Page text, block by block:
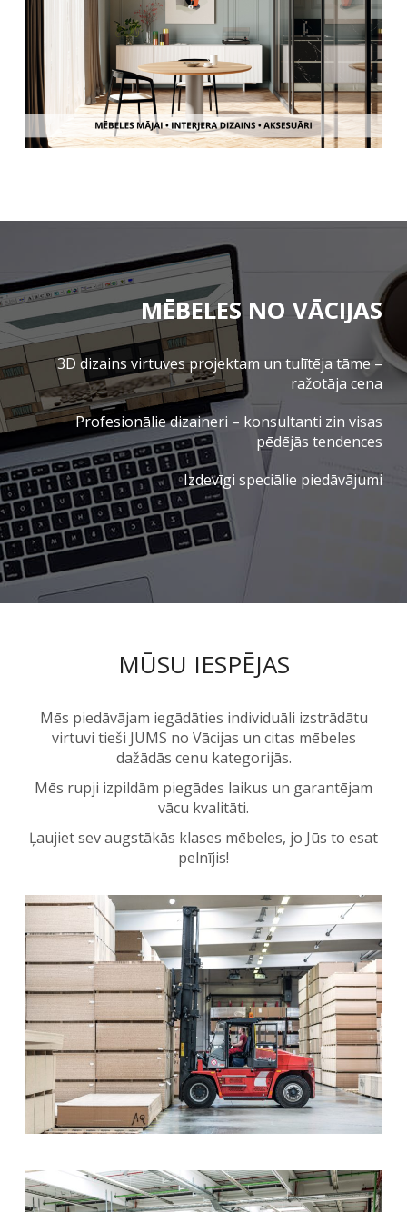
MĒBELES NO VĀCIJAS
3D dizains virtuves projektam un tulītēja tāme –
ražotāja cena
Profesionālie dizaineri – konsultanti zin visas
pēdējās tendences
Izdevīgi speciālie piedāvājumi
MŪSU IESPĒJAS
Mēs piedāvājam iegādāties individuāli izstrādātu
virtuvi tieši JUMS no Vācijas un citas mēbeles
dažādās cenu kategorijās.
Mēs rupji izpildām piegādes laikus un garantējam
vācu kvalitāti.
Ļaujiet sev augstākās klases mēbeles, jo Jūs to esat
pelnījis!